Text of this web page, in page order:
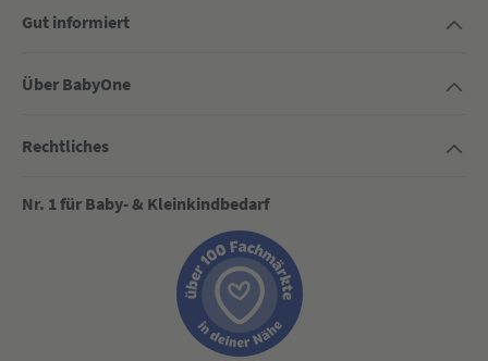
Gut informiert
Über BabyOne
Rechtliches
Nr. 1 für Baby- & Kleinkindbedarf